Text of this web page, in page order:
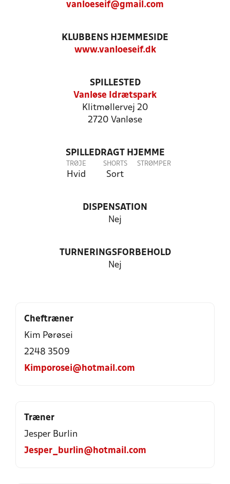
vanloeseif@gmail.com
KLUBBENS HJEMMESIDE
www.vanloeseif.dk
SPILLESTED
Vanløse Idrætspark
Klitmøllervej 20
2720 Vanløse
SPILLEDRAGT HJEMME
TRØJE
Hvid
SHORTS
Sort
STRØMPER
DISPENSATION
Nej
TURNERINGSFORBEHOLD
Nej
Cheftræner
Kim Pørøsei
2248 3509
Kimporosei@hotmail.com
Træner
Jesper Burlin
Jesper_burlin@hotmail.com